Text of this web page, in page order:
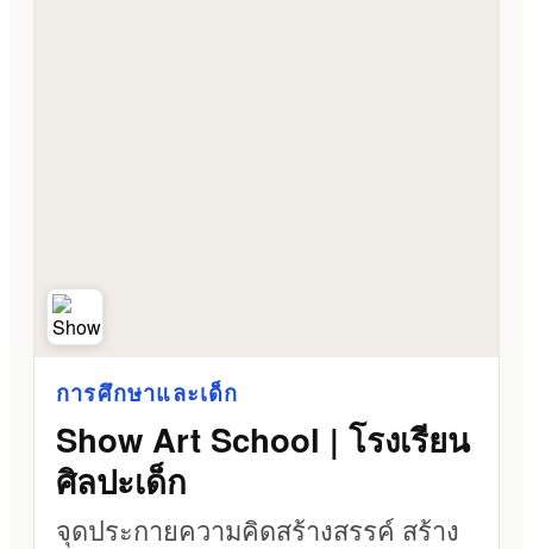
การศึกษาและเด็ก
Show Art School | โรงเรียน
ศิลปะเด็ก
จุดประกายความคิดสร้างสรรค์ สร้าง